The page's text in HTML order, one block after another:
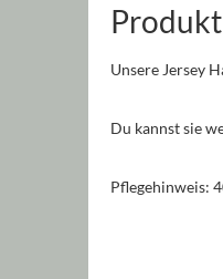
Unsere Jersey
Du kannst sie
Pflegehinweis: